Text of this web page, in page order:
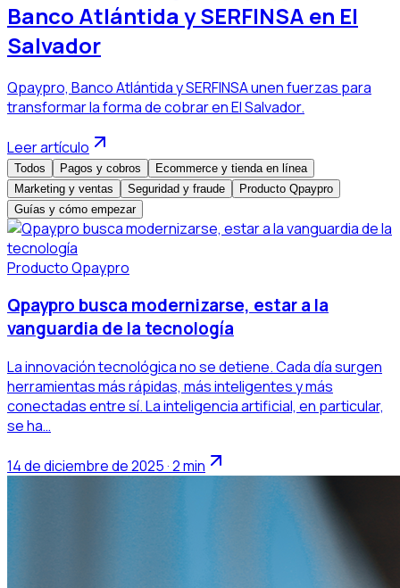
Banco Atlántida y SERFINSA en El
Salvador
Qpaypro, Banco Atlántida y SERFINSA unen fuerzas para
transformar la forma de cobrar en El Salvador.
Leer artículo
Todos Pagos y cobros
Ecommerce y tienda en línea
Marketing y ventas
Seguridad y fraude
Producto Qpaypro
Guías y cómo empezar
Producto Qpaypro
Qpaypro busca modernizarse, estar a la
vanguardia de la tecnología
La innovación tecnológica no se detiene. Cada día surgen
herramientas más rápidas, más inteligentes y más
conectadas entre sí. La inteligencia artificial, en particular,
se ha…
14 de diciembre de 2025 · 2 min